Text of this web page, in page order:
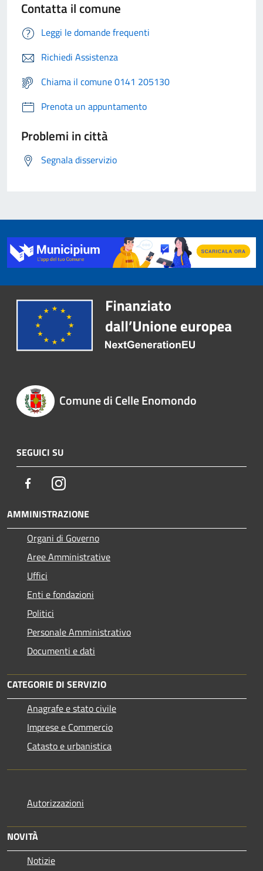
Contatta il comune
Leggi le domande frequenti
Richiedi Assistenza
Chiama il comune 0141 205130
Prenota un appuntamento
Problemi in città
Segnala disservizio
Comune di Celle Enomondo
SEGUICI SU
FacebookInstagram
AMMINISTRAZIONE
Organi di Governo
Aree Amministrative
Uffici
Enti e fondazioni
Politici
Personale Amministrativo
Documenti e dati
CATEGORIE DI SERVIZIO
Anagrafe e stato civile
Imprese e Commercio
Catasto e urbanistica
Autorizzazioni
NOVITÀ
Notizie